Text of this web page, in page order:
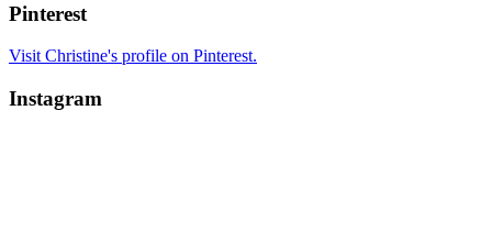
Pinterest
Visit Christine's profile on Pinterest.
Instagram